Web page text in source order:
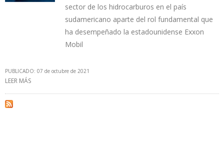
sector de los hidrocarburos en el país
sudamericano aparte del rol fundamental que
ha desempeñado la estadounidense Exxon
Mobil
PUBLICADO: 07 de octubre de 2021
LEER MÁS